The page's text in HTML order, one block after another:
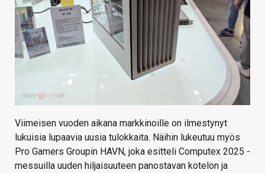
Viimeisen vuoden aikana markkinoille on ilmestynyt
lukuisia lupaavia uusia tulokkaita. Näihin lukeutuu myös
Pro Gamers Groupin HAVN, joka esitteli Computex 2025 -
messuilla uuden hiljaisuuteen panostavan kotelon ja